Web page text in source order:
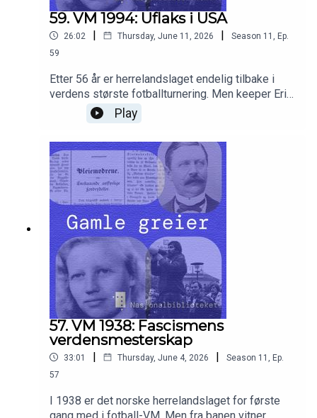
59. VM 1994: Uflaks i USA
26:02 | Thursday, June 11, 2026 | Season 11 , Ep.
59
Etter 56 år er herrelandslaget endelig tilbake i
verdens største fotballturnering. Men keeper Erik
Thorstvedt og lagkameratene møter på mange
andre utfordringer, enn kun motstanderne på
banen.
Play
57. VM 1938: Fascismens
verdensmesterskap
33:01 | Thursday, June 4, 2026 | Season 11 , Ep.
57
I 1938 er det norske herrelandslaget for første